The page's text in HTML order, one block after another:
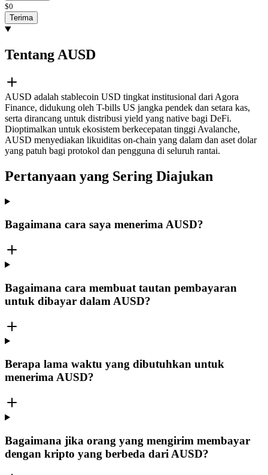
$0
Terima
Tentang AUSD
AUSD adalah stablecoin USD tingkat institusional dari Agora
Finance, didukung oleh T-bills US jangka pendek dan setara kas,
serta dirancang untuk distribusi yield yang native bagi DeFi.
Dioptimalkan untuk ekosistem berkecepatan tinggi Avalanche,
AUSD menyediakan likuiditas on-chain yang dalam dan aset dolar
yang patuh bagi protokol dan pengguna di seluruh rantai.
Pertanyaan yang Sering Diajukan
Bagaimana cara saya menerima AUSD?
Bagaimana cara membuat tautan pembayaran
untuk dibayar dalam AUSD?
Berapa lama waktu yang dibutuhkan untuk
menerima AUSD?
Bagaimana jika orang yang mengirim membayar
dengan kripto yang berbeda dari AUSD?